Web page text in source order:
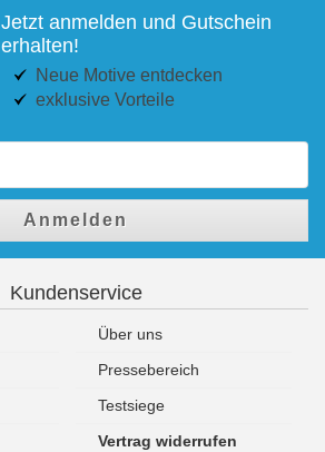
Jetzt anmelden und Gutschein
erhalten!
Neue Motive entdecken
exklusive Vorteile
Anmelden
Kundenservice
Über uns
Pressebereich
Testsiege
Vertrag widerrufen